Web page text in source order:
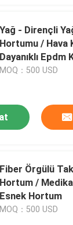
Yağ - Dirençli
Hortumu / Hava
Dayanıklı Epdm
MOQ：500 USD
Fiber Örgülü
Hortum /
Esnek Hortum
MOQ：500 USD